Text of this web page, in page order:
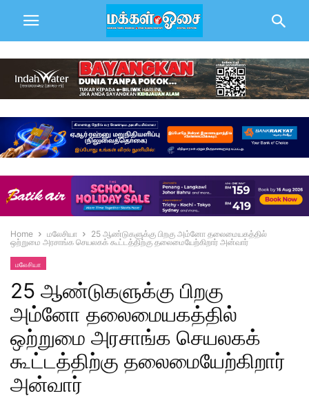
Home மலேசியா
25 ஆண்டுகளுக்கு பிறகு அம்னோ தலைமையகத்தில்
ஒற்றுமை அரசாங்க செயலகக் கூட்டத்திற்கு தலைமையேற்கிறார் அன்வார்
மலேசியா
25 ஆண்டுகளுக்கு பிறகு
அம்னோ தலைமையகத்தில்
ஒற்றுமை அரசாங்க செயலகக்
கூட்டத்திற்கு தலைமையேற்கிறார்
அன்வார்